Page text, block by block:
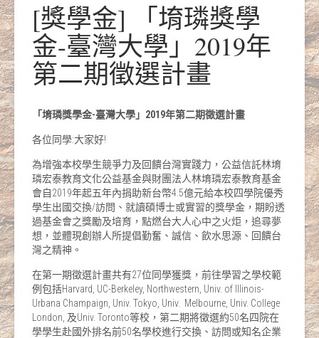
[獎學金] 「堉璘獎學
金-臺灣大學」2019年
第二期徵選計畫
「堉璘獎學金-臺灣大學」2019年第二期徵選計畫
各位同學:大家好!
為增強本校學生競爭力及回饋台灣實踐力，公益信託林堉
璘宏泰教育文化公益基金與財團法人林堉璘宏泰教育基金
會自2019年起五年內捐助新台幣4.5億元給本校四學院優秀
學生出國交換/訪問、就讀碩博士或實習的獎學金，期盼透
過基金會之獎勵及培育，點燃台大人心中之火炬，追尋夢
想，並體現創辦人所提倡勤奮、誠信、飲水思源、回饋台
灣之精神。
在第一期徵選計畫共有27位同學獲獎，前往學習之學校範
例包括Harvard, UC-Berkeley, Northwestern, Univ. of Illinois-
Urbana Champaign, Univ. Tokyo, Univ. Melbourne, Univ. College
London, 及Univ. Toronto等校，第二期將徵選約50名四院在
學學生赴國外排名前50名學校進行交換、訪問或知名企業